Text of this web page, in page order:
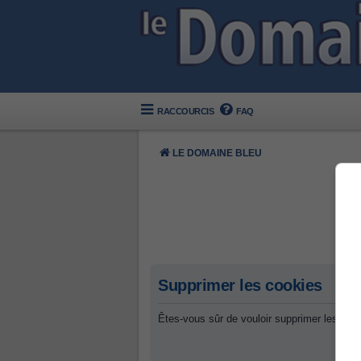
RACCOURCIS FAQ
LE DOMAINE BLEU
Supprimer les cookies
Êtes-vous sûr de vouloir supprimer les